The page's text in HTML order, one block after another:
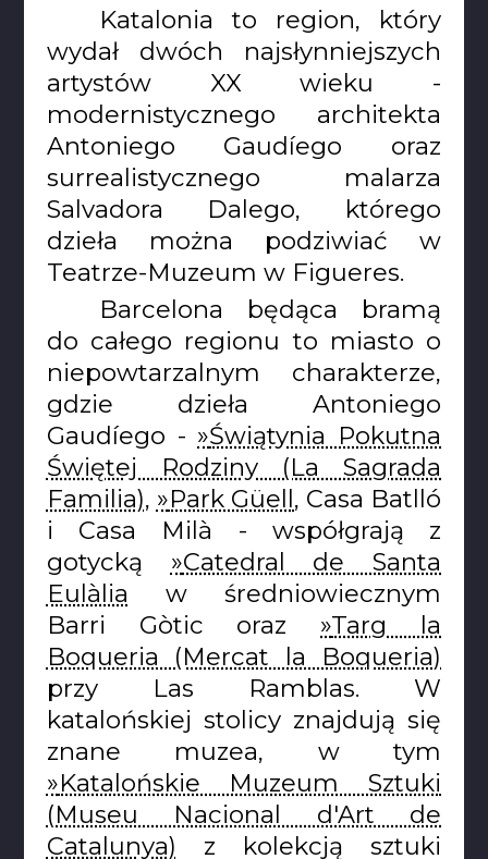
Katalonia to region, który
wydał dwóch najsłynniejszych
artystów XX wieku -
modernistycznego architekta
Antoniego Gaudíego oraz
surrealistycznego malarza
Salvadora Dalego, którego
dzieła można podziwiać w
Teatrze-Muzeum w Figueres.
Barcelona będąca bramą
do całego regionu to miasto o
niepowtarzalnym charakterze,
gdzie dzieła Antoniego
Gaudíego -
Świątynia Pokutna
Świętej Rodziny (La Sagrada
Familia), Park Güell, Casa Batlló
i Casa Milà - współgrają z
gotycką
Catedral de Santa
Eulàlia w średniowiecznym
Barri Gòtic oraz
Targ la
Boqueria (Mercat la Boqueria)
przy Las Ramblas. W
katalońskiej stolicy znajdują się
znane muzea, w tym
Katalońskie Muzeum Sztuki
(Museu Nacional d'Art de
Catalunya) z kolekcją sztuki